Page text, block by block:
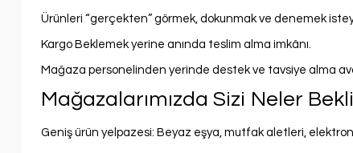
Ürünleri “gerçekten” görmek, dokunmak ve denemek
Kargo Beklemek yerine anında teslim alma imkânı.
Mağaza personelinden yerinde destek ve tavsiye alma
Mağazalarımızda Sizi Neler
Geniş ürün yelpazesi: Beyaz eşya, mutfak aletleri,